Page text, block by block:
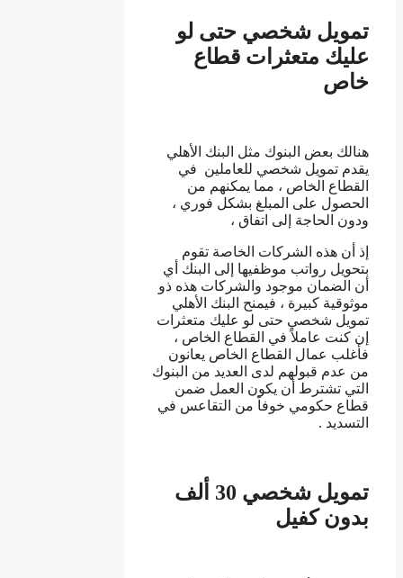
تمويل شخصي حتى لو
عليك متعثرات قطاع
خاص
هنالك بعض البنوك مثل البنك الأهلي
يقدم تمويل شخصي للعاملين في
القطاع الخاص ، مما يمكنهم من
الحصول على المبلغ بشكل فوري ،
ودون الحاجة إلى اتفاق ،
إذ أن هذه الشركات الخاصة تقوم
بتحويل رواتب موظفيها إلى البنك أي
أن الضمان موجود والشركات هذه ذو
موثوقية كبيرة ، فيمنح البنك الأهلي
تمويل شخصي حتى لو عليك متعثرات
إن كنت عاملاً في القطاع الخاص ،
فأغلب عمال القطاع الخاص يعانون
من عدم قبولهم لدى العديد من البنوك
التي تشترط أن يكون العمل ضمن
قطاع حكومي خوفاً من التقاعس في
التسديد .
تمويل شخصي 30 ألف
بدون كفيل